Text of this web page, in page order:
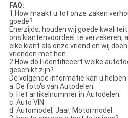
FAQ:
1.How maakt u tot onze zaken
goede?
Enerzijds, houden wij goede
ons klantenvoordeel te verzekeren,
elke klant als onze vriend en wij
vrienden met hen.
2.How do I identificeert welke
geschikt zijn?
De volgende informatie kan u
a. De foto's van Autodelen;
b. Het artikelnummer in Autodelen;
c. Auto VIN
d. Automodel, Jaar, Motormodel